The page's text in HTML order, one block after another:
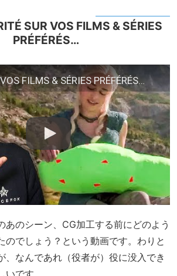
SUR VOS FILMS & SÉRIES
PRÉFÉRÉS…
FILMS & SÉRIES PRÉFÉRÉS…
あのシーン、CG加工する前にどのよう
のでしょう？という動画です。わりと
、なんであれ（役者が）役に没入でき
です。